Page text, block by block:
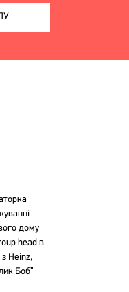
дому
head в
з Heinz,
Боб”